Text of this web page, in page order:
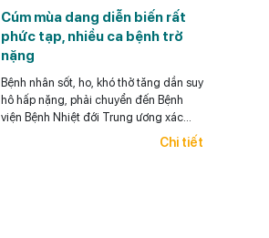
Cúm mùa dang diễn biến rất
phức tạp, nhiều ca bệnh trở
nặng
Bệnh nhân sốt, ho, khó thở tăng dần suy
hô hấp nặng, phải chuyển đến Bệnh
viện Bệnh Nhiệt đới Trung ương xác
định mắc cúm, đặt ống nội khí quản.
Chi tiết